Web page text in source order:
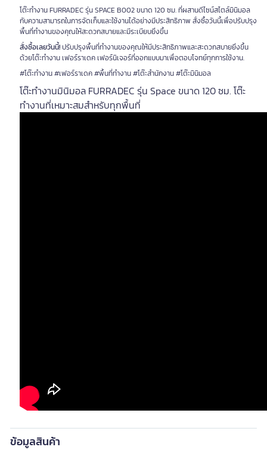
โต๊ะทำงาน FURRADEC รุ่น SPACE B002 ขนาด 120 ซม. ที่ผสานดีไซน์สไตล์มินิมอล
กับความสามารถในการจัดเก็บและใช้งานได้อย่างมีประสิทธิภาพ สั่งซื้อวันนี้เพื่อปรับปรุง
พื้นที่ทำงานของคุณให้สะดวกสบายและมีระเบียบยิ่งขึ้น
สั่งซื้อเลยวันนี้!ปรับปรุงพื้นที่ทำงานของคุณให้มีประสิทธิภาพและสะดวกสบายยิ่งขึ้น
ด้วยโต๊ะทำงาน เฟอร์ราเดค เฟอร์นิเจอร์ที่ออกแบบมาเพื่อตอบโจทย์ทุกการใช้งาน.
#โต๊ะทำงาน #เฟอร์ราเดค #พื้นที่ทำงาน #โต๊ะสำนักงาน #โต๊ะมินิมอล
โต๊ะทำงานมินิมอล FURRADEC รุ่น Space ขนาด 120 ซม. โต๊ะ
ทำงานที่เหมาะสมสำหรับทุกพื้นที่
ข้อมูลสินค้า